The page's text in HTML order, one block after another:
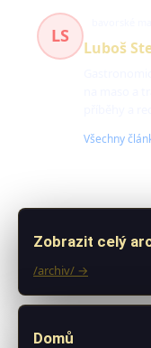
LS
Luboš
Všechny
Zobrazit celý
/archiv/ →
Domů